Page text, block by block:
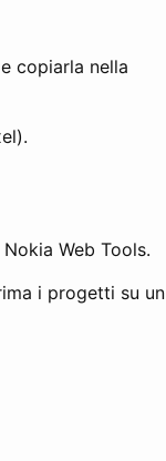
copiarla nella
Web Tools.
i progetti su un